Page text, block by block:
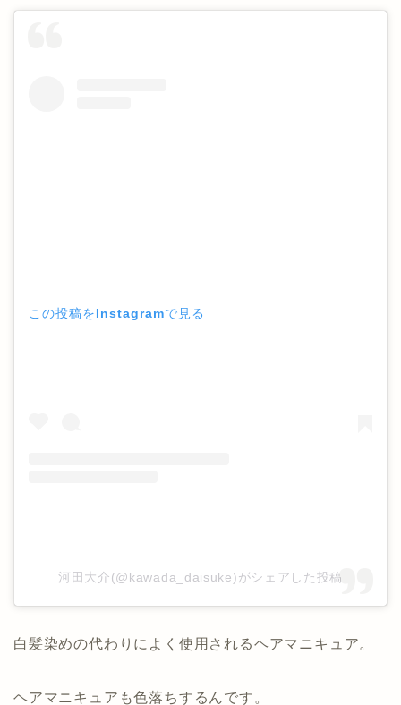
この投稿をInstagramで見る
河田大介(@kawada_daisuke)がシェアした投稿
白髪染めの代わりによく使用されるヘアマニキュア。
ヘアマニキュアも色落ちするんです。